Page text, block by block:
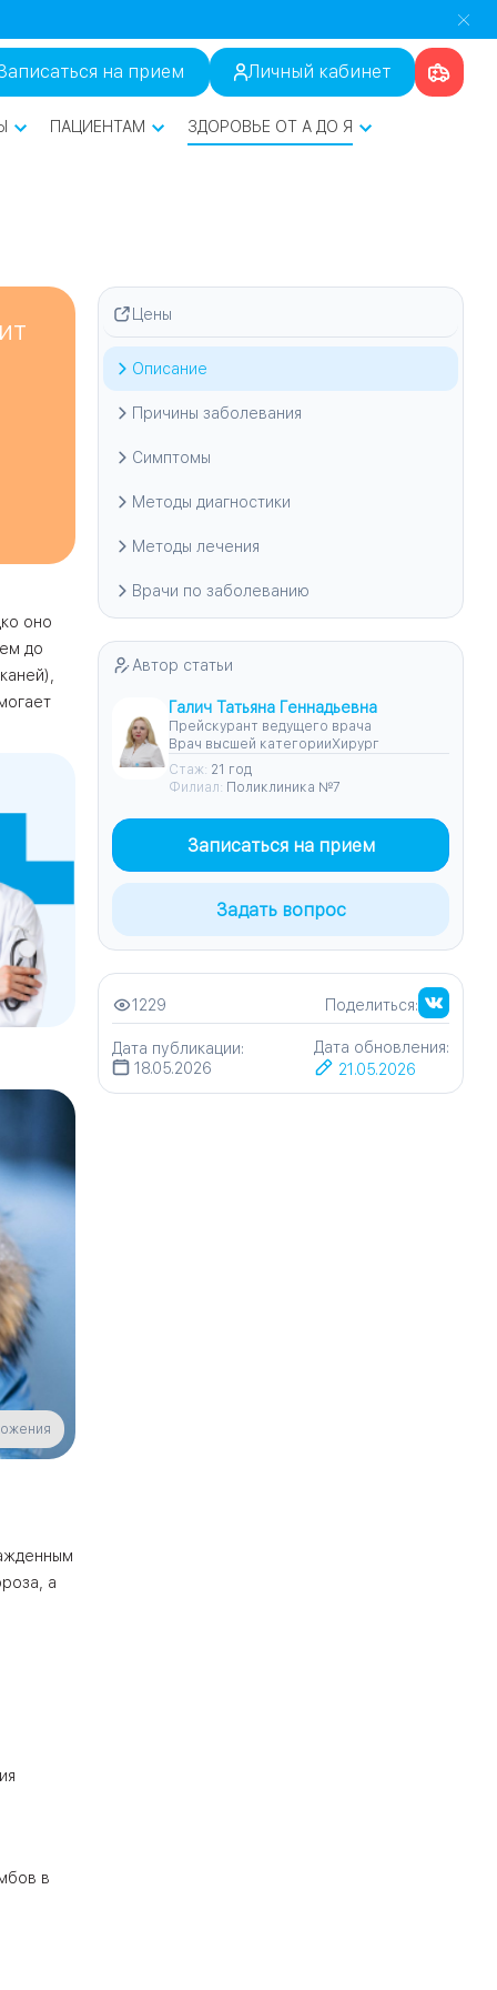
на прием Личный кабинет
ПАЦИЕНТАМ ЗДОРОВЬЕ ОТ А ДО Я
оно
до
а
в
Цены
Описание
Причины заболевания
Симптомы
Методы диагностики
Методы лечения
Врачи по заболеванию
Автор статьи
Галич Татьяна Геннадьевна
Прейскурант ведущего врача
Врач высшей категорииХирург
Стаж: 21 год
Филиал: Поликлиника №7
Записаться на прием
Задать вопрос
1229 Поделиться:
Дата публикации:
18.05.2026
Дата обновления:
21.05.2026